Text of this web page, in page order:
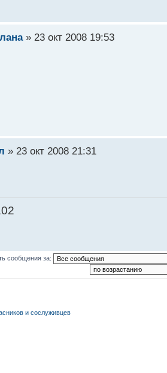
» 23 окт 2008 19:53
» 23 окт 2008 21:31
сообщения за:
и сослуживцев